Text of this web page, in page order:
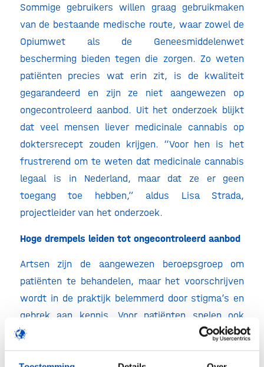
Sommige gebruikers willen graag gebruikmaken
van de bestaande medische route, waar zowel de
Opiumwet als de Geneesmiddelenwet
bescherming bieden tegen die zorgen. Zo weten
patiënten precies wat erin zit, is de kwaliteit
gegarandeerd en zijn ze niet aangewezen op
ongecontroleerd aanbod. Uit het onderzoek blijkt
dat veel mensen liever medicinale cannabis op
doktersrecept zouden krijgen. “Voor hen is het
frustrerend om te weten dat medicinale cannabis
legaal is in Nederland, maar dat ze er geen
toegang toe hebben,” aldus Lisa Strada,
projectleider van het onderzoek.
Hoge drempels leiden tot ongecontroleerd aanbod
Artsen zijn de aangewezen beroepsgroep om
patiënten te behandelen, maar het voorschrijven
wordt in de praktijk belemmerd door stigma’s en
gebrek aan kennis. Voor patiënten spelen ook
financiële overwegingen een rol; zorgverzekeraars
hebben de vergoeding voor medicinale cannabis in